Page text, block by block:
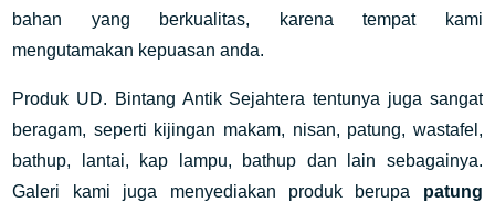
bahan yang berkualitas, karena tempat kami
mengutamakan kepuasan anda.
Produk UD. Bintang Antik Sejahtera tentunya juga sangat
beragam, seperti kijingan makam, nisan, patung, wastafel,
bathup, lantai, kap lampu, bathup dan lain sebagainya.
Galeri kami juga menyediakan produk berupa patung